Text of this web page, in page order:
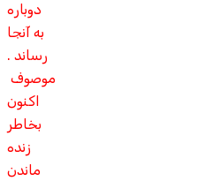
دوباره
به آنجا
رساند .
موصوف
اکنون
بخاطر
زنده
ماندن